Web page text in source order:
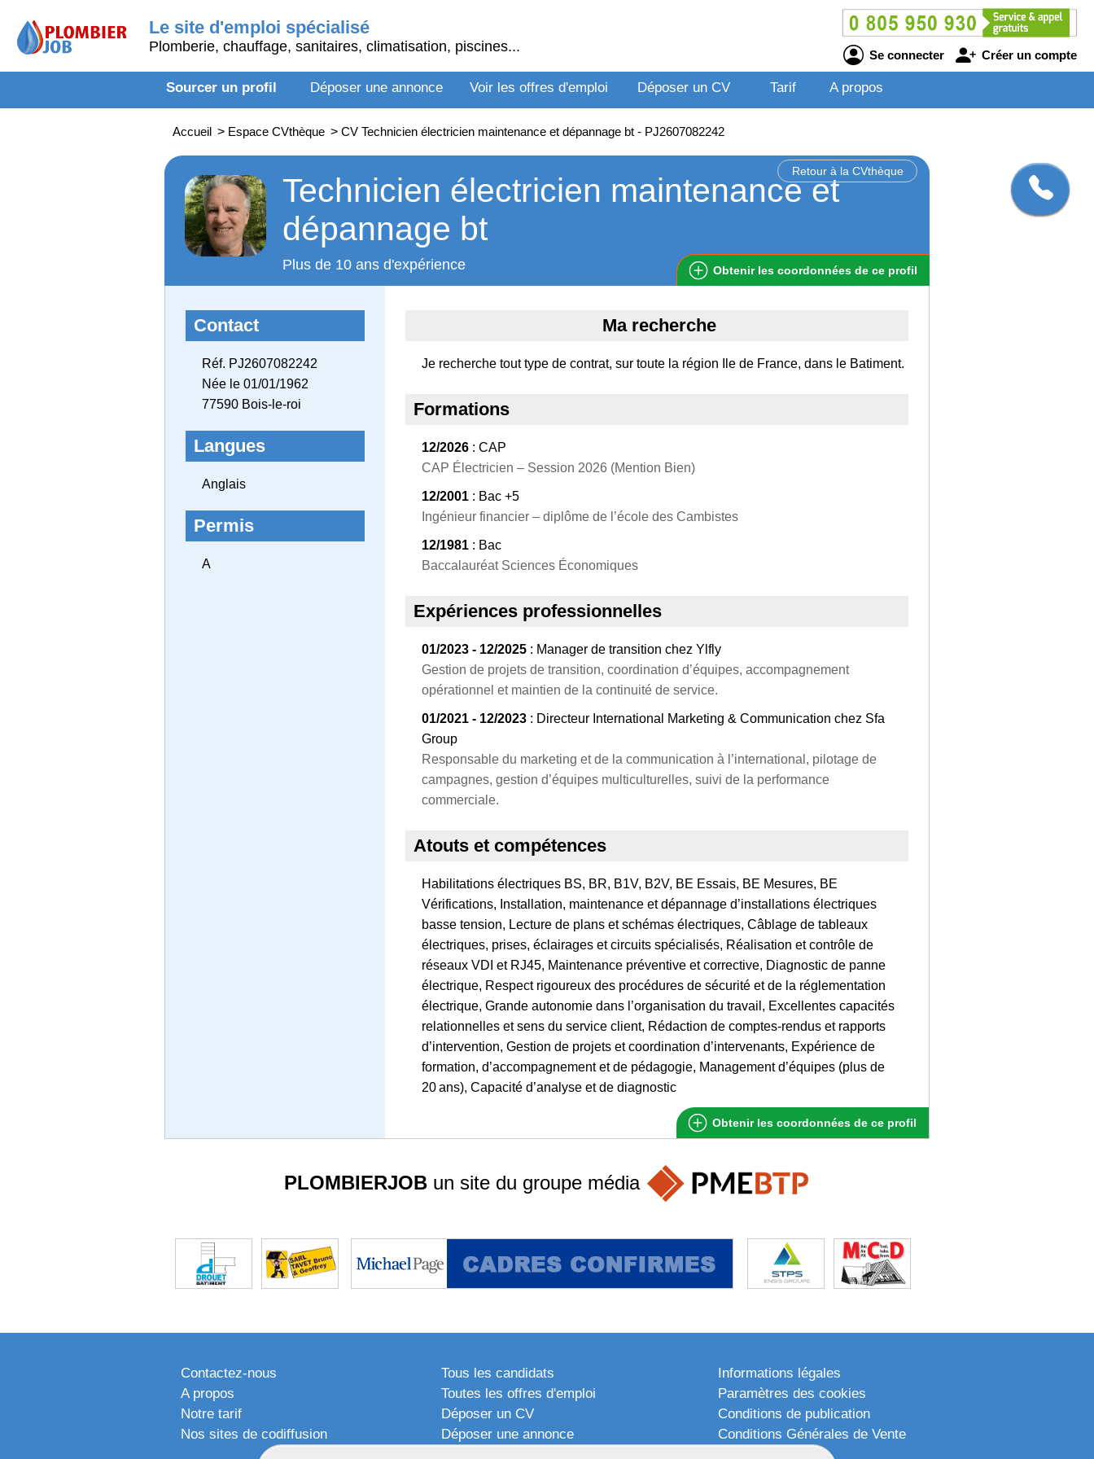
Le site d'emploi spécialisé
Plomberie, chauffage, sanitaires, climatisation, piscines...
Se connecter Créer un compte
Sourcer un profil Déposer une annonce Voir les offres d'emploi Déposer un CV Tarif A propos
Accueil > Espace CVthèque > CV Technicien électricien maintenance et dépannage bt - PJ2607082242
Retour à la CVthèque
Technicien électricien maintenance et
dépannage bt
Plus de 10 ans d'expérience Obtenir les coordonnées de ce profil
Contact
Réf. PJ2607082242
Née le 01/01/1962
77590 Bois‑le‑roi
Langues
Anglais
Permis
A
Ma recherche
Je recherche tout type de contrat, sur toute la région Ile de France, dans le Batiment.
Formations
12/2026 : CAP
CAP Électricien – Session 2026 (Mention Bien)
12/2001 : Bac +5
Ingénieur financier – diplôme de l’école des Cambistes
12/1981 : Bac
Baccalauréat Sciences Économiques
Expériences professionnelles
01/2023 - 12/2025 : Manager de transition chez Ylfly
Gestion de projets de transition, coordination d’équipes, accompagnement
opérationnel et maintien de la continuité de service.
01/2021 - 12/2023 : Directeur International Marketing & Communication chez Sfa
Group
Responsable du marketing et de la communication à l’international, pilotage de
campagnes, gestion d’équipes multiculturelles, suivi de la performance
commerciale.
Atouts et compétences
Habilitations électriques BS, BR, B1V, B2V, BE Essais, BE Mesures, BE
Vérifications, Installation, maintenance et dépannage d’installations électriques
basse tension, Lecture de plans et schémas électriques, Câblage de tableaux
électriques, prises, éclairages et circuits spécialisés, Réalisation et contrôle de
réseaux VDI et RJ45, Maintenance préventive et corrective, Diagnostic de panne
électrique, Respect rigoureux des procédures de sécurité et de la réglementation
électrique, Grande autonomie dans l’organisation du travail, Excellentes capacités
relationnelles et sens du service client, Rédaction de comptes‑rendus et rapports
d’intervention, Gestion de projets et coordination d’intervenants, Expérience de
formation, d’accompagnement et de pédagogie, Management d’équipes (plus de
20 ans), Capacité d’analyse et de diagnostic
Obtenir les coordonnées de ce profil
PLOMBIERJOBun site du groupe média
Contactez-nous
A propos
Notre tarif
Nos sites de codiffusion
Tous les candidats
Toutes les offres d'emploi
Déposer un CV
Déposer une annonce
Informations légales
Paramètres des cookies
Conditions de publication
Conditions Générales de Vente